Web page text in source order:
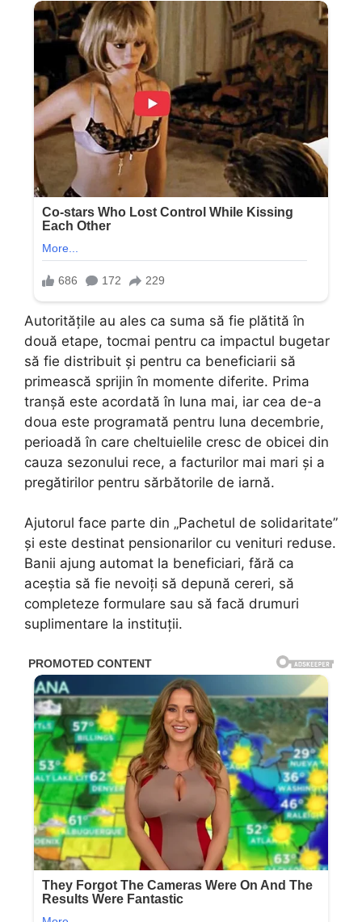
Autoritățile au ales ca suma să fie plătită în
două etape, tocmai pentru ca impactul bugetar
să fie distribuit și pentru ca beneficiarii să
primească sprijin în momente diferite. Prima
tranșă este acordată în luna mai, iar cea de-a
doua este programată pentru luna decembrie,
perioadă în care cheltuielile cresc de obicei din
cauza sezonului rece, a facturilor mai mari și a
pregătirilor pentru sărbătorile de iarnă.
Ajutorul face parte din „Pachetul de solidaritate”
și este destinat pensionarilor cu venituri reduse.
Banii ajung automat la beneficiari, fără ca
aceștia să fie nevoiți să depună cereri, să
completeze formulare sau să facă drumuri
suplimentare la instituții.